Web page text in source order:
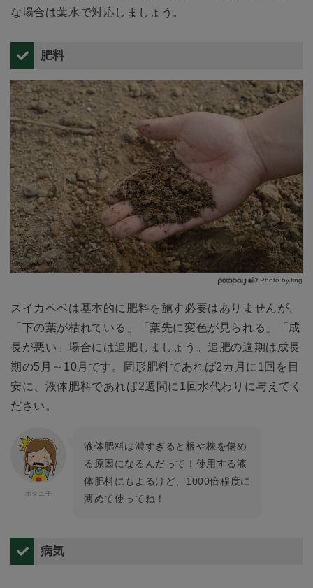
な場合は葉水で対応しましょう。
肥料
Photo byJing
スイカペペは基本的に肥料を施す必要はありませんが、
「下の葉が枯れている」「葉先に変色が見られる」「成
長が悪い」場合には追肥しましょう。追肥の適期は成長
期の5月～10月です。固形肥料であれば2カ月に1回を目
安に、液体肥料であれば2週間に1回水代わりに与えてく
ださい。
液体肥料は濃すぎると根や株を傷め
る原因になるんだって！使用する液
体肥料にもよるけど、1000倍程度に
薄めて使ってね！
病気